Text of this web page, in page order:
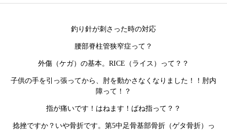
釣り針が刺さった時の対応
腰部脊柱管狭窄症って？
外傷（ケガ）の基本。RICE（ライス）って？？
子供の手を引っ張ってから、肘を動かさなくなりました！！肘内
障って！？
指が痛いです！はねます！ばね指って？？
捻挫ですか？いや骨折です。第5中足骨基部骨折（ゲタ骨折）っ